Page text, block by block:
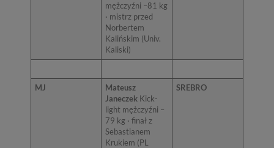
mężczyźni –81 kg
· mistrz przed
Norbertem
Kalińskim (Univ.
Kaliski)
MJ
Mateusz
Janeczek Kick-
light mężczyźni –
79 kg · finał z
Sebastianem
Krukiem (PL
SREBRO